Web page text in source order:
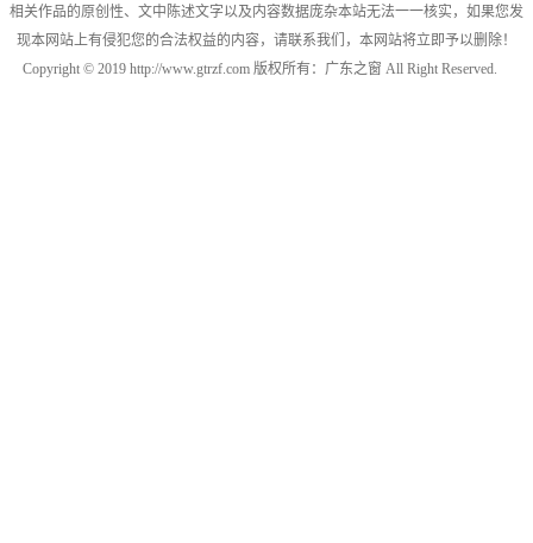
相关作品的原创性、文中陈述文字以及内容数据庞杂本站无法一一核实，如果您发
现本网站上有侵犯您的合法权益的内容，请联系我们，本网站将立即予以删除！
Copyright © 2019 http://www.gtrzf.com 版权所有：广东之窗 All Right Reserved.